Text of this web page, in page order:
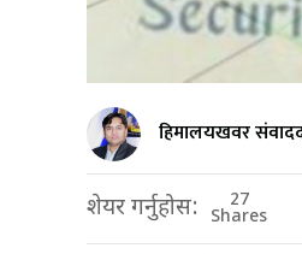
हिमालयखवर
शेयर गर्नुहोस: 27
Shares